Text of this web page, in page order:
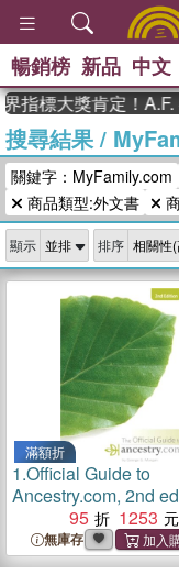
暢銷榜 新品 中文
指標大獎肯定！
搜尋結果/
關鍵字：MyFamily.com
商品類型:外文書
顯示 排序
滿額折
1.Official Guide to
Ancestry.com, 2nd
95
1253
無庫存